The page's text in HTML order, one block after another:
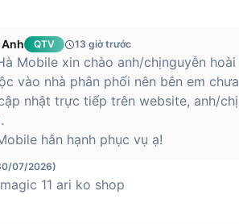
QTV 13 giờ trước
Mobile xin chào anh/chịnguyễn hoài
vào nhà phân phối nên bên em
nhật trực tiếp trên website, anh/
hân hạnh phục vụ ạ!
07/2026)
11 ari ko shop